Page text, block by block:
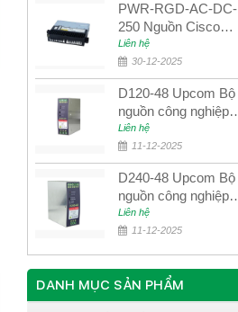
PWR-RGD-AC-DC-
250 Nguồn Cisco
Industrial 250W
PoE/PoE+
Liên hệ
30-12-2025
D120-48 Upcom Bộ
nguồn công nghiệp
đầu ra đơn 120W
48VDC
Liên hệ
11-12-2025
D240-48 Upcom Bộ
nguồn công nghiệp
đầu ra đơn 240W
48VDC
Liên hệ
11-12-2025
DANH MỤC SẢN PHẨM